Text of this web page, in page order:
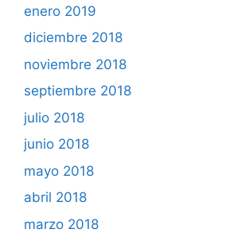
enero 2019
diciembre 2018
noviembre 2018
septiembre 2018
julio 2018
junio 2018
mayo 2018
abril 2018
marzo 2018